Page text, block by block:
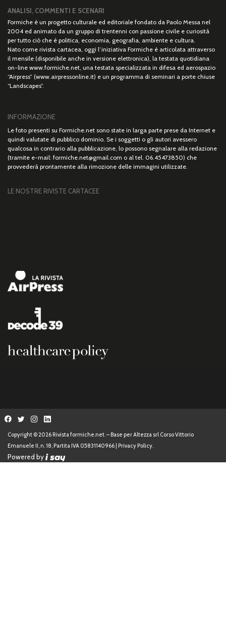
ANALISI, COMMENTI E SCENARI
Formiche è un progetto culturale ed editoriale fondato da Paolo Messa nel
2004 ed animato da un gruppo di trentenni con passione civile e curiosità
per tutto ciò che è politica, economia, geografia, ambiente e cultura.
Nato come rivista cartacea, oggi l’iniziativa Formiche è articolata attraverso
il mensile (disponibile anche in versione elettronica), la testata quotidiana
on-line www.formiche.net, una testata specializzata in difesa ed aerospazio
“Airpress” (www.airpressonline.it) e un programma di seminari a porte chiuse
“Landscapes”.
INFORMAZIONE
Le foto presenti su Formiche.net sono state in larga parte prese da Internet e
quindi valutate di pubblico dominio. Se i soggetti o gli autori avessero
qualcosa in contrario alla pubblicazione, lo possono segnalare alla redazione
(tramite e-mail: formiche.net@gmail.com o al tel. 06.45473850) che
provvederà prontamente alla rimozione delle immagini utilizzate.
LE NOSTRE RIVISTE CARTACEE